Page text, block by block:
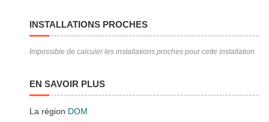
INSTALLATIONS PROCHES
Impossible de calculer les installations proches pour cette installation.
EN SAVOIR PLUS
La région DOM